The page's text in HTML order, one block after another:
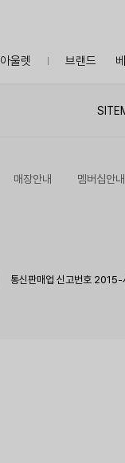
아울렛 브랜드
매장안내 멤버십안내
통신판매업 신고번호